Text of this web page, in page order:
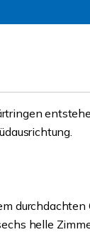
durchdachten
helle